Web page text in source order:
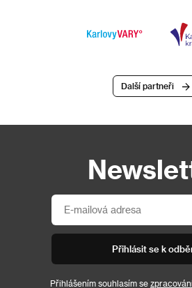
Další partneři
Přihlásit se k
Přihlášením souhlasím se